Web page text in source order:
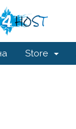
Store